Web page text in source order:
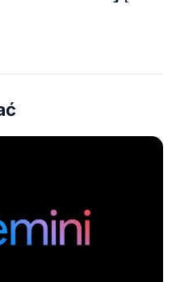
z 8 GB RAM po